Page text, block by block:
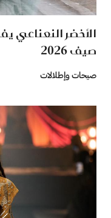
الأخضر النعناعي
صيف 2026‏
صيحات وإطلالات